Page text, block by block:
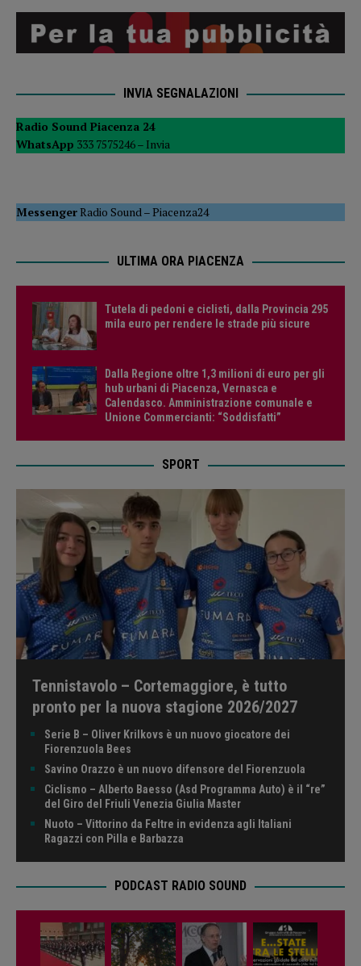
INVIA SEGNALAZIONI
Radio Sound Piacenza 24
WhatsApp 333 7575246 – Invia
MessengerRadio Sound–Piacenza24
ULTIMA ORA PIACENZA
Tutela di pedoni e ciclisti, dalla Provincia 295
mila euro per rendere le strade più sicure
Dalla Regione oltre 1,3 milioni di euro per gli
hub urbani di Piacenza, Vernasca e
Calendasco. Amministrazione comunale e
Unione Commercianti: “Soddisfatti”
SPORT
Tennistavolo – Cortemaggiore, è tutto
pronto per la nuova stagione 2026/2027
Serie B – Oliver Krilkovs è un nuovo giocatore dei
Fiorenzuola Bees
Savino Orazzo è un nuovo difensore del Fiorenzuola
Ciclismo – Alberto Baesso (Asd Programma Auto) è il “re”
del Giro del Friuli Venezia Giulia Master
Nuoto – Vittorino da Feltre in evidenza agli Italiani
Ragazzi con Pilla e Barbazza
PODCAST RADIO SOUND